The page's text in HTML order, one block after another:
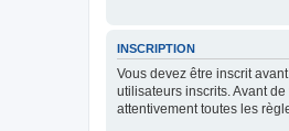
INSCRIPTION
Vous devez être inscrit
utilisateurs inscrits. Avant
attentivement toutes les